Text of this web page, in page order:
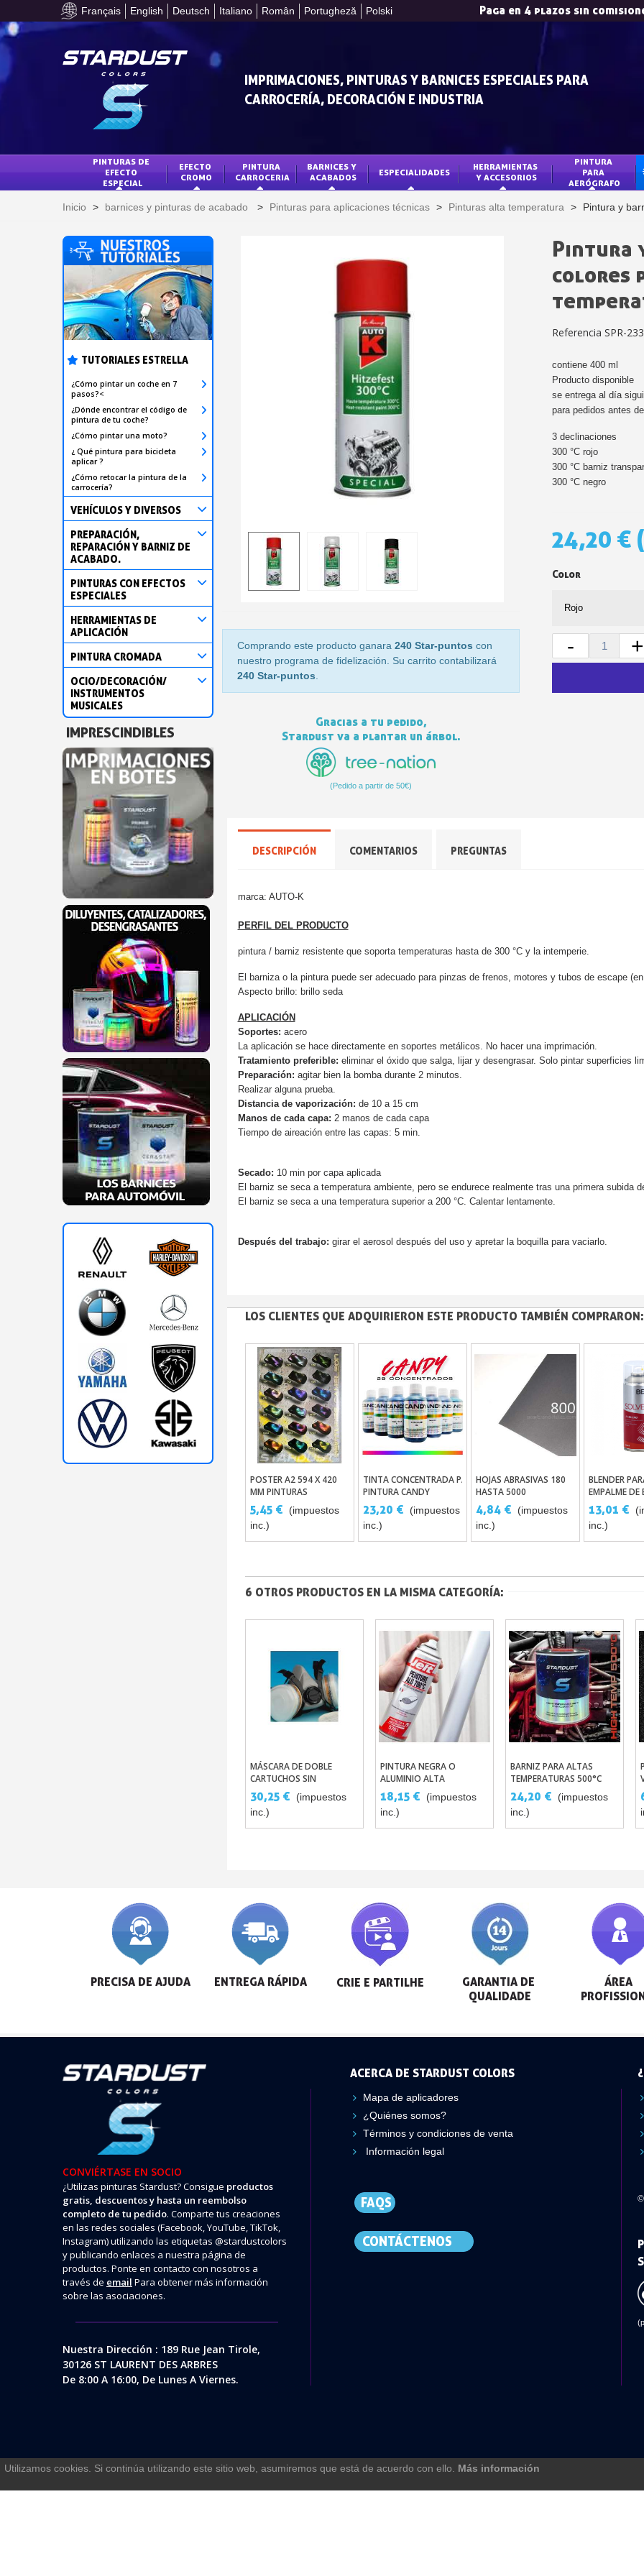
Français English Deutsch Italiano Român Portugheză Polski Paga en 4 plazos sin
Suscríbete al
Entrega en un
Obtenga su presupuesto
Comparte tus
Gana puntos de
Cupón de 10 €
Suscríbete al
Entrega en un
Paga en 4 plazos sin
Obtenga su presupuesto
Comparte tus
5 € de
Cupón de 10 €
Paga en 4 plazos sin
Devuelve los
Paga en 4 plazos sin
Cupón de 10 €
IMPRIMACIONES, PINTURAS Y BARNICES ESPECIALES PARA
CARROCERÍA, DECORACIÓN E INDUSTRIA
PINTURAS DE
EFECTO
ESPECIAL
EFECTO
CROMO
PINTURA
CARROCERIA
BARNICES Y
ACABADOS
ESPECIALIDADES
HERRAMIENTAS
Y ACCESORIOS
PINTURA
PARA
AERÓGRAFO
Inicio > barnices y pinturas de acabado > Pinturas para aplicaciones técnicas > Pinturas alta temperatura > Pintura y
TUTORIALES ESTRELLA
¿Cómo pintar un coche en 7
pasos?<
¿Dónde encontrar el código de
pintura de tu coche?
¿Cómo pintar una moto?
¿ Qué pintura para bicicleta
aplicar ?
¿Cómo retocar la pintura de la
carrocería?
VEHÍCULOS Y DIVERSOS
PREPARACIÓN,
REPARACIÓN Y BARNIZ DE
ACABADO.
PINTURAS CON EFECTOS
ESPECIALES
HERRAMIENTAS DE
APLICACIÓN
PINTURA CROMADA
OCIO/DECORACIÓN/
INSTRUMENTOS
MUSICALES
IMPRESCINDIBLES
Comprando este producto ganara 240 Star-puntos con
nuestro programa de fidelización. Su carrito contabilizará
240 Star-puntos
Gracias a tu pedido,
Stardust va a plantar un árbol.
(Pedido a partir de 50€)
Pintura
colores
Referencia SPR-
contiene 400 ml
Producto disponible
se entrega al día
para pedidos antes
3 declinaciones
300 °C rojo
300 °C barniz
300 °C negro
24,20 €
Color
- +
DESCRIPCIÓN COMENTARIOS PREGUNTAS
marca: AUTO-K
PERFIL DEL PRODUCTO
pintura / barniz resistente que soporta temperaturas hasta de 300 °C y la intemperie.
El barniza o la pintura puede ser adecuado para pinzas de frenos, motores y tubos de escape
Aspecto brillo: brillo seda
APLICACIÓN
Soportes: acero
La aplicación se hace directamente en soportes metálicos. No hacer una imprimación.
Tratamiento preferible: eliminar el óxido que salga, lijar y desengrasar. Solo pintar superficies
Preparación: agitar bien la bomba durante 2 minutos.
Realizar alguna prueba.
Distancia de vaporización: de 10 a 15 cm
Manos de cada capa: 2 manos de cada capa
Tiempo de aireación entre las capas: 5 min.
Secado: 10 min por capa aplicada
El barniz se seca a temperatura ambiente, pero se endurece realmente tras una primera subida
El barniz se seca a una temperatura superior a 200 °C. Calentar lentamente.
Después del trabajo: girar el aerosol después del uso y apretar la boquilla para vaciarlo.
LOS CLIENTES QUE ADQUIRIERON ESTE PRODUCTO TAMBIÉN COMPRARON:
POSTER A2 594 X 420
MM PINTURAS
CAMALEONES
5,45 €
(impuestos
inc.)
Añadir Al Carrito
TINTA CONCENTRADA PARA
PINTURA CANDY
23,20 €
(impuestos
inc.)
Añadir Al Carrito
HOJAS ABRASIVAS 180
HASTA 5000
4,84 €
(impuestos
inc.)
Añadir
BLENDER
EMPALME DE
URKI-BLEND
13,01 €
inc.)
6 OTROS PRODUCTOS EN LA MISMA CATEGORÍA:
Añadir Al Carrito
MÁSCARA DE DOBLE
CARTUCHOS SIN
MANTENIMIENTO
30,25 €
(impuestos
inc.)
Añadir Al Carrito
PINTURA NEGRA O
ALUMINIO ALTA
TEMPERATURA 700°C EN
AEROSOL
18,15 €
(impuestos
inc.)
Añadir Al Carrito
BARNIZ PARA ALTAS
TEMPERATURAS 500°C
24,20 €
(impuestos
inc.)
PRECISA DE AJUDA ENTREGA RÁPIDA CRIE E PARTILHE
GARANTIA DE
QUALIDADE
ÁREA
CONVIÉRTASE EN SOCIO
¿Utilizas pinturas Stardust? Consigue productos
gratis, descuentos y hasta un reembolso
completo de tu pedido. Comparte tus creaciones
en las redes sociales (Facebook, YouTube, TikTok,
Instagram) utilizando las etiquetas @stardustcolors
y publicando enlaces a nuestra página de
productos. Ponte en contacto con nosotros a
través de email Para obtener más información
sobre las asociaciones.
Nuestra Dirección : 189 Rue Jean Tirole,
30126 ST LAURENT DES ARBRES
De 8:00 A 16:00, De Lunes A Viernes.
ACERCA DE STARDUST COLORS
Mapa de aplicadores
¿Quiénes somos?
Términos y condiciones de venta
Información legal
FAQS
CONTÁCTENOS
©
Utilizamos cookies. Si continúa utilizando este sitio web, asumiremos que está de acuerdo con ello. Más información